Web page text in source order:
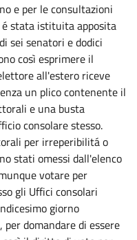
e per le consultazioni
stata istituita apposita
sei senatori e dodici
così esprimere il
all'estero riceve
un plico contenente il
e una busta
consolare stesso.
per irreperibilitá o
stati omessi dall'elenco
votare per
gli Uffici consolari
giorno
domandare di essere